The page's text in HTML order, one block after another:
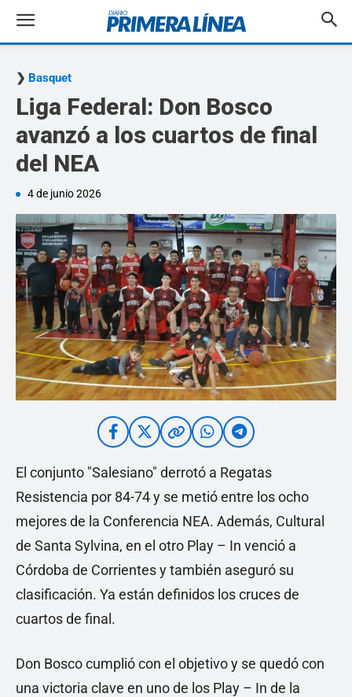
Basquet
Liga Federal: Don Bosco
avanzó a los cuartos de final
del NEA
4 de junio 2026
El conjunto "Salesiano" derrotó a Regatas
Resistencia por 84-74 y se metió entre los ocho
mejores de la Conferencia NEA. Además, Cultural
de Santa Sylvina, en el otro Play – In venció a
Córdoba de Corrientes y también aseguró su
clasificación. Ya están definidos los cruces de
cuartos de final.
Don Bosco cumplió con el objetivo y se quedó con
una victoria clave en uno de los Play – In de la